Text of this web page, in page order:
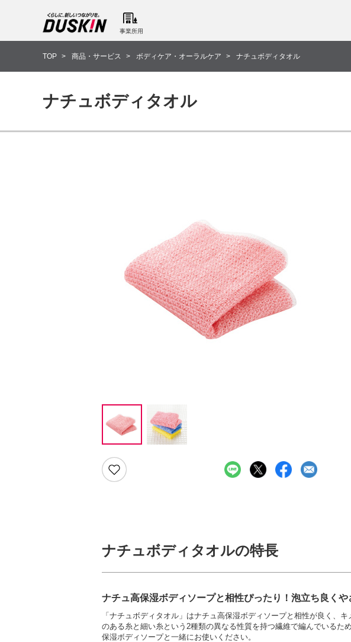
事業所用
TOP 商品・サービス ボディケア・オーラルケア ナチュボディタオル
ナチュボディタオル
ナチュボディタオルの特長
ナチュ高保湿ボディソープと相性ぴったり！泡立ち良くや
「ナチュボディタオル」はナチュ高保湿ボディソープと相性が良く、
のある糸と細い糸という2種類の異なる性質を持つ繊維で編んでいるた
保湿ボディソープと一緒にお使いください。